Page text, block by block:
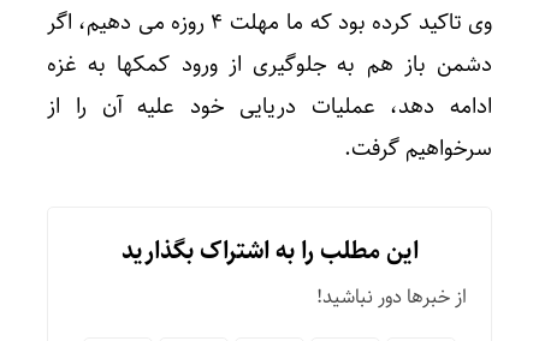
وی تاکید کرده بود که ما مهلت 4 روزه می دهیم، اگر
دشمن باز هم به جلوگیری از ورود کمکها به غزه
ادامه دهد، عملیات دریایی خود علیه آن را از
سرخواهیم گرفت.
این مطلب را به اشتراک بگذارید
از خبرها دور نباشید!